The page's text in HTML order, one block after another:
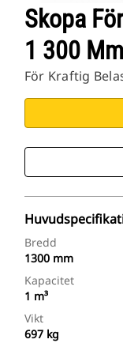
Skopa
1 300
För Kraftig
Bredd
1300 mm
Kapacitet
1 m³
Vikt
697 kg